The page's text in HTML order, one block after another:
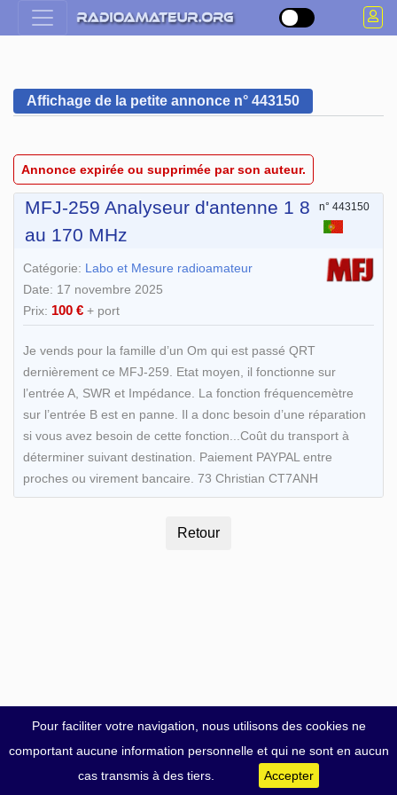
Pour faciliter votre navigation, nous utilisons des cookies ne
comportant aucune information personnelle et qui ne sont en aucun
cas transmis à des tiers.
Accepter
Affichage de la petite annonce n° 443150
Annonce expirée ou supprimée par son auteur.
MFJ-259 Analyseur d'antenne 1 8
au 170 MHz
n° 443150
Catégorie: Labo et Mesure radioamateur
Date: 17 novembre 2025
Prix: 100 € + port
Je vends pour la famille d’un Om qui est passé QRT
dernièrement ce MFJ-259. Etat moyen, il fonctionne sur
l’entrée A, SWR et Impédance. La fonction fréquencemètre
sur l’entrée B est en panne. Il a donc besoin d’une réparation
si vous avez besoin de cette fonction...Coût du transport à
déterminer suivant destination. Paiement PAYPAL entre
proches ou virement bancaire. 73 Christian CT7ANH